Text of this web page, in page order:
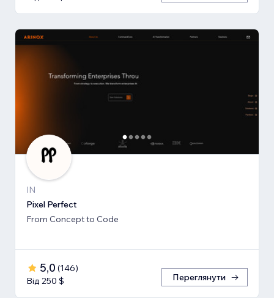
IN
Pixel Perfect
From Concept to Code
5,0 (146)
Від 250 $
Переглянути